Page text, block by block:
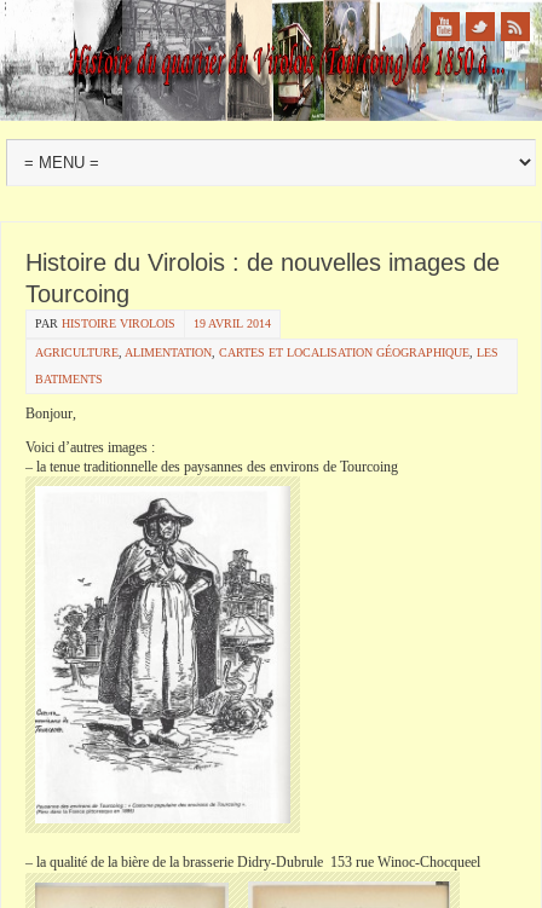
Histoire du Virolois : de nouvelles images de
Tourcoing
PAR HISTOIRE VIROLOIS 19 AVRIL 2014
AGRICULTURE ALIMENTATION CARTES ET LOCALISATION GÉOGRAPHIQUE LES
BATIMENTS
Bonjour,
Voici d’autres images :
– la tenue traditionnelle des paysannes des environs de Tourcoing
– la qualité de la bière de la brasserie Didry-Dubrule 153 rue Winoc-Chocqueel